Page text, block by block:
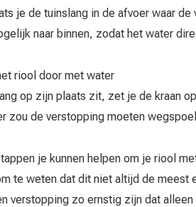
je de tuinslang in de afvoer waar
naar binnen, zodat het water
riool door met water
op zijn plaats zit, zet je de kraan
zou de verstopping moeten
je kunnen helpen om je riool
te weten dat dit niet altijd de
verstopping zo ernstig zijn dat